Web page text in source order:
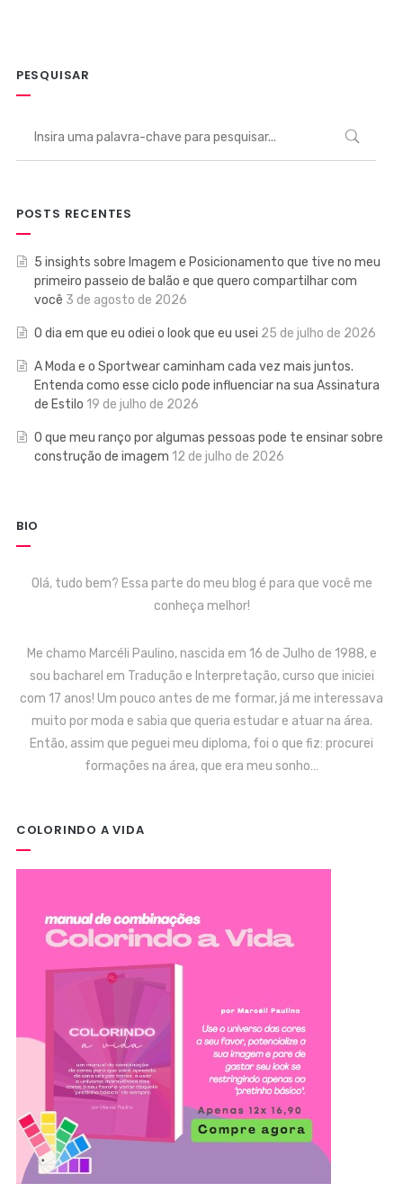
PESQUISAR
POSTS RECENTES
5 insights sobre Imagem e Posicionamento que tive no meu
primeiro passeio de balão e que quero compartilhar com
você 3 de agosto de 2026
O dia em que eu odiei o look que eu usei 25 de julho de 2026
A Moda e o Sportwear caminham cada vez mais juntos.
Entenda como esse ciclo pode influenciar na sua Assinatura
de Estilo 19 de julho de 2026
O que meu ranço por algumas pessoas pode te ensinar sobre
construção de imagem 12 de julho de 2026
BIO
Olá, tudo bem? Essa parte do meu blog é para que você me
conheça melhor!
Me chamo Marcéli Paulino, nascida em 16 de Julho de 1988, e
sou bacharel em Tradução e Interpretação, curso que iniciei
com 17 anos! Um pouco antes de me formar, já me interessava
muito por moda e sabia que queria estudar e atuar na área.
Então, assim que peguei meu diploma, foi o que fiz: procurei
formações na área, que era meu sonho…
COLORINDO A VIDA